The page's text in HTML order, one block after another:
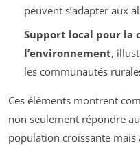
peuvent s’adapter aux
Support local pour la
l’environnement,
les communautés
Ces éléments montrent
non seulement répondre
population croissante